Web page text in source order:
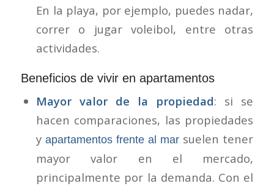
En la playa, por ejemplo, puedes nadar,
correr o jugar voleibol, entre otras
actividades.
Beneficios de vivir en apartamentos
Mayor valor de la propiedad: si se
hacen comparaciones, las propiedades
yapartamentos frente al mar suelen tener
mayor valor en el mercado,
principalmente por la demanda. Con el